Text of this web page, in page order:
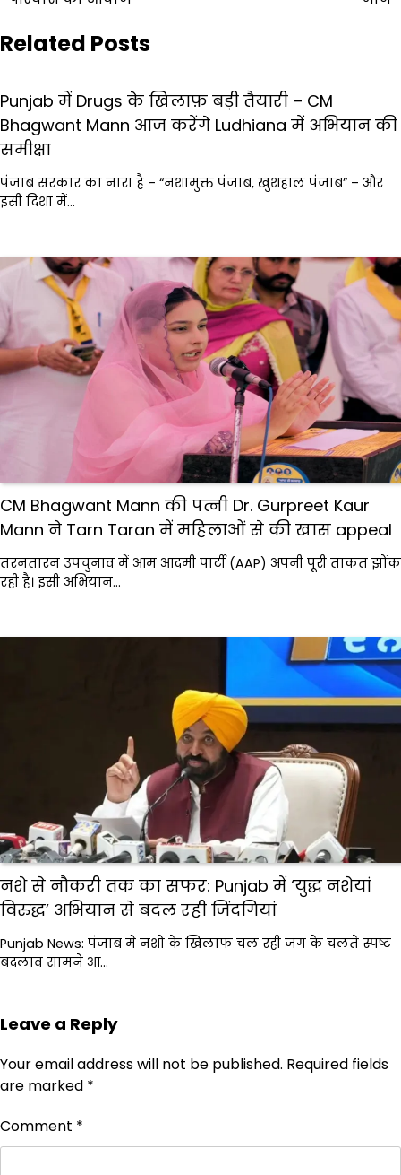
Related Posts
Punjab में Drugs के खिलाफ़ बड़ी तैयारी – CM
Bhagwant Mann आज करेंगे Ludhiana में अभियान की
समीक्षा
पंजाब सरकार का नारा है – “नशामुक्त पंजाब, खुशहाल पंजाब” – और
इसी दिशा में…
CM Bhagwant Mann की पत्नी Dr. Gurpreet Kaur
Mann ने Tarn Taran में महिलाओं से की खास appeal
तरनतारन उपचुनाव में आम आदमी पार्टी (AAP) अपनी पूरी ताकत झोंक
रही है। इसी अभियान…
नशे से नौकरी तक का सफर: Punjab में ‘युद्ध नशेयां
विरुद्ध’ अभियान से बदल रही जिंदगियां
Punjab News: पंजाब में नशों के खिलाफ चल रही जंग के चलते स्पष्ट
बदलाव सामने आ…
Leave a Reply
Your email address will not be published. Required fields
are marked *
Comment *